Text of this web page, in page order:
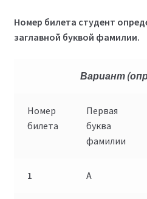
Номер билета студент
заглавной буквой фамилии.
Вариант
Номер
билета
Первая
буква
фамилии
1 А